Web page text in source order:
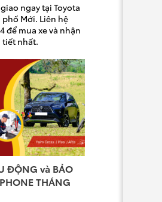
ngay tại Toyota
Mới. Liên hệ
để mua xe và nhận
tiết nhất.
ĐỘNG và BẢO
THÁNG